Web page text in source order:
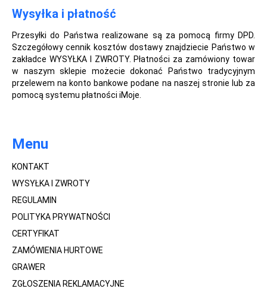
Wysyłka i płatność
Przesyłki do Państwa realizowane są za pomocą firmy DPD.
Szczegółowy cennik kosztów dostawy znajdziecie Państwo w
zakładce WYSYŁKA I ZWROTY. Płatności za zamówiony towar
w naszym sklepie możecie dokonać Państwo tradycyjnym
przelewem na konto bankowe podane na naszej stronie lub za
pomocą systemu płatności iMoje.
Menu
KONTAKT
WYSYŁKA I ZWROTY
REGULAMIN
POLITYKA PRYWATNOŚCI
CERTYFIKAT
ZAMÓWIENIA HURTOWE
GRAWER
ZGŁOSZENIA REKLAMACYJNE